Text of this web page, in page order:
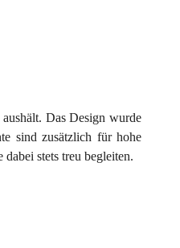
aushält. Das Design wurde
sind zusätzlich für hohe
stets treu begleiten.